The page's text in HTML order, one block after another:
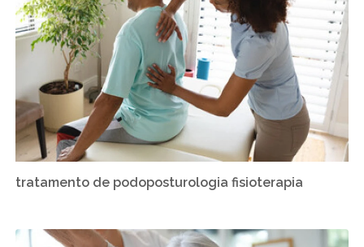
tratamento de podoposturologia fisioterapia